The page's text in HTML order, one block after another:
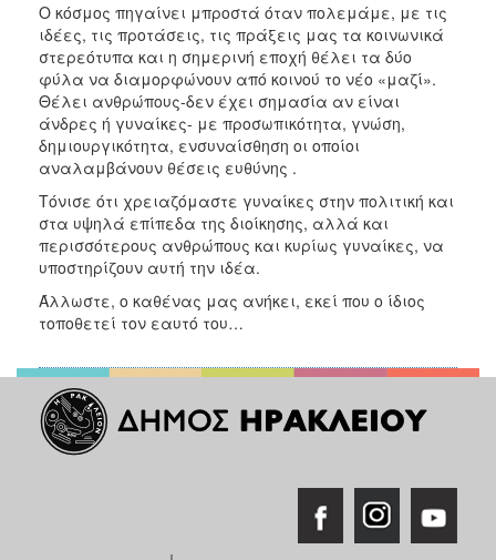
Ο κόσμος πηγαίνει μπροστά όταν πολεμάμε, με τις
ιδέες, τις προτάσεις, τις πράξεις μας τα κοινωνικά
στερεότυπα και η σημερινή εποχή θέλει τα δύο
φύλα να διαμορφώνουν από κοινού το νέο «μαζί».
Θέλει ανθρώπους-δεν έχει σημασία αν είναι
άνδρες ή γυναίκες- με προσωπικότητα, γνώση,
δημιουργικότητα, ενσυναίσθηση οι οποίοι
αναλαμβάνουν θέσεις ευθύνης .
Τόνισε ότι χρειαζόμαστε γυναίκες στην πολιτική και
στα υψηλά επίπεδα της διοίκησης, αλλά και
περισσότερους ανθρώπους και κυρίως γυναίκες, να
υποστηρίζουν αυτή την ιδέα.
Άλλωστε, ο καθένας μας ανήκει, εκεί που ο ίδιος
τοποθετεί τον εαυτό του…